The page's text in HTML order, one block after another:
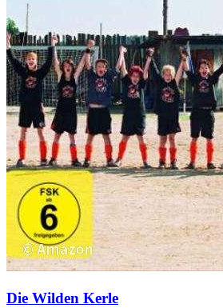
Die Wilden Kerle